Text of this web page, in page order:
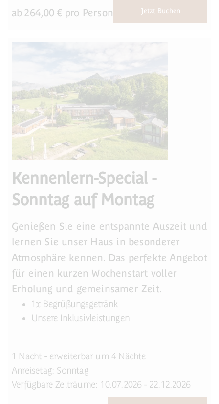
ab 264,00 € pro Person Jetzt Buchen
Kennenlern-Special -
Sonntag auf Montag
Genießen Sie eine entspannte Auszeit und
lernen Sie unser Haus in besonderer
Atmosphäre kennen. Das perfekte Angebot
für einen kurzen Wochenstart voller
Erholung und gemeinsamer Zeit.
1x Begrüßungsgetränk
Unsere Inklusivleistungen
1 Nacht - erweiterbar um 4 Nächte
Anreisetag: Sonntag
Verfügbare Zeiträume: 10.07.2026 - 22.12.2026